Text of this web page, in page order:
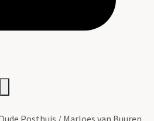
Posthuis / Marloes van Buuren,